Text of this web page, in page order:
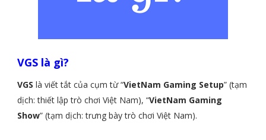
VGS là gì?
VGS là viết tắt của cụm từ “VietNam Gaming Setup” (tạm
dịch: thiết lập trò chơi Việt Nam), “VietNam Gaming
Show” (tạm dịch: trưng bày trò chơi Việt Nam).